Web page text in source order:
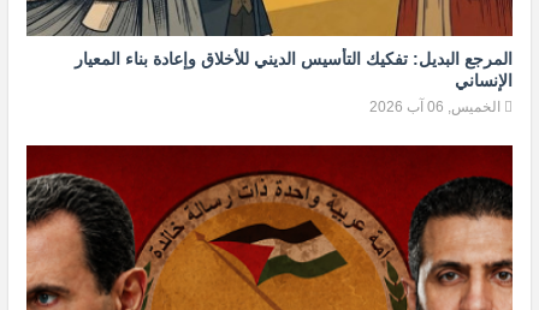
المرجع البديل: تفكيك التأسيس الديني للأخلاق وإعادة بناء المعيار
الإنساني
الخميس, 06 آب 2026